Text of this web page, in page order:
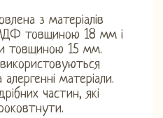
​​з матеріалів
товщиною 18 мм і
товщиною 15 мм.
алергенні матеріали.
частин, які